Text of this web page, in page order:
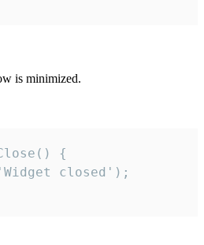
is minimized.
{
closed');